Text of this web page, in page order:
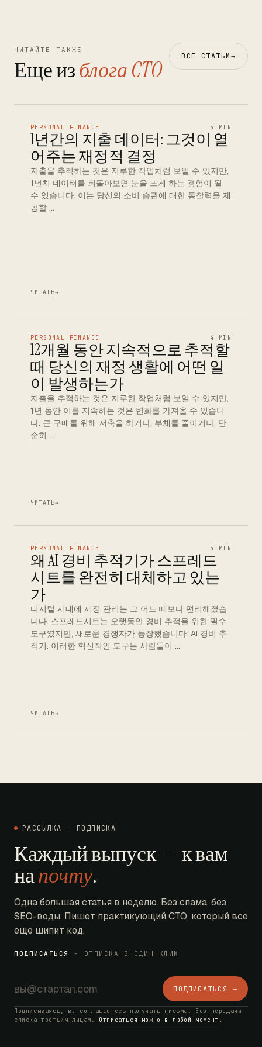
ЧИТАЙТЕ ТАКЖЕ
Еще изблога CTO ВСЕ СТАТЬИ→
PERSONAL FINANCE 5 MIN
1년간의 지출 데이터: 그것이 열
어주는 재정적 결정
지출을 추적하는 것은 지루한 작업처럼 보일 수 있지만,
1년치 데이터를 되돌아보면 눈을 뜨게 하는 경험이 될
수 있습니다. 이는 당신의 소비 습관에 대한 통찰력을 제
공할 …
ЧИТАТЬ→
PERSONAL FINANCE 4 MIN
12개월 동안 지속적으로 추적할
때 당신의 재정 생활에 어떤 일
이 발생하는가
지출을 추적하는 것은 지루한 작업처럼 보일 수 있지만,
1년 동안 이를 지속하는 것은 변화를 가져올 수 있습니
다. 큰 구매를 위해 저축을 하거나, 부채를 줄이거나, 단
순히 …
ЧИТАТЬ→
PERSONAL FINANCE 5 MIN
왜 AI 경비 추적기가 스프레드
시트를 완전히 대체하고 있는
가
디지털 시대에 재정 관리는 그 어느 때보다 편리해졌습
니다. 스프레드시트는 오랫동안 경비 추적을 위한 필수
도구였지만, 새로운 경쟁자가 등장했습니다: AI 경비 추
적기. 이러한 혁신적인 도구는 사람들이 …
ЧИТАТЬ→
РАССЫЛКА - ПОДПИСКА
Каждый выпуск -- к вам
напочту.
Одна большая статья в неделю. Без спама, без
SEO-воды. Пишет практикующий CTO, который все
еще шипит код.
ПОДПИСАТЬСЯ - ОТПИСКА В ОДИН КЛИК
ПОДПИСАТЬСЯ →
Подписываясь, вы соглашаетесь получать письма. Без передачи
списка третьим лицам. Отписаться можно в любой момент.